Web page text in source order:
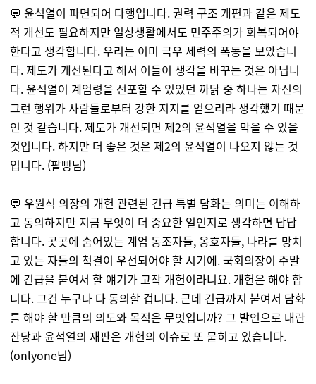
💬 윤석열이 파면되어 다행입니다. 권력 구조 개편과 같은 제도
적 개선도 필요하지만 일상생활에서도 민주주의가 회복되어야
한다고 생각합니다. 우리는 이미 극우 세력의 폭동을 보았습니
다. 제도가 개선된다고 해서 이들이 생각을 바꾸는 것은 아닙니
다. 윤석열이 계엄령을 선포할 수 있었던 까닭 중 하나는 자신의
그런 행위가 사람들로부터 강한 지지를 얻으리라 생각했기 때문
인 것 같습니다. 제도가 개선되면 제2의 윤석열을 막을 수 있을
것입니다. 하지만 더 좋은 것은 제2의 윤석열이 나오지 않는 것
입니다. (팥빵님)
💬 우원식 의장의 개헌 관련된 긴급 특별 담화는 의미는 이해하
고 동의하지만 지금 무엇이 더 중요한 일인지로 생각하면 답답
합니다. 곳곳에 숨어있는 계엄 동조자들, 옹호자들, 나라를 망치
고 있는 자들의 척결이 우선되어야 할 시기에. 국회의장이 주말
에 긴급을 붙여서 할 얘기가 고작 개헌이라니요. 개헌은 해야 합
니다. 그건 누구나 다 동의할 겁니다. 근데 긴급까지 붙여서 담화
를 해야 할 만큼의 의도와 목적은 무엇입니까? 그 발언으로 내란
잔당과 윤석열의 재판은 개헌의 이슈로 또 묻히고 있습니다.
(onlyone님)